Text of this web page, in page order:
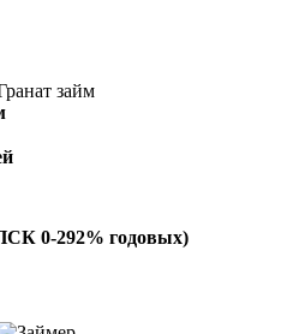
0-292% годовых)